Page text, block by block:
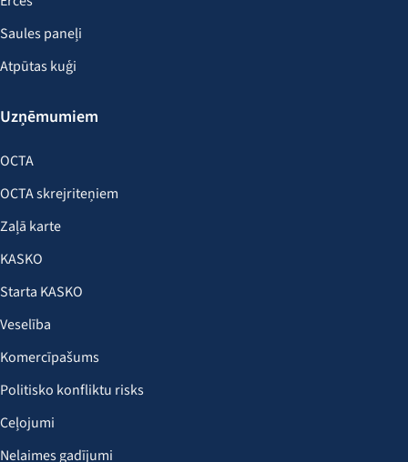
Saules paneļi
Atpūtas kuģi
Uzņēmumiem
OCTA
OCTA skrejriteņiem
Zaļā karte
KASKO
Starta KASKO
Veselība
Komercīpašums
Politisko konfliktu risks
Ceļojumi
Nelaimes gadījumi